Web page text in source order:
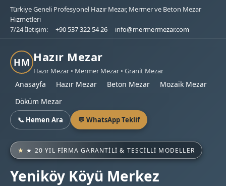
Türkiye Geneli Profesyonel Hazır Mezar, Mermer ve Beton Mezar
Hizmetleri
7/24 İletişim:
+90 537 322 54 26 info@mermermezar.com
HM Hazır Mezar
Hazır Mezar • Mermer Mezar • Granit Mezar
Anasayfa Hazır Mezar Beton Mezar
Mozaik Mezar
Döküm Mezar
📞 Hemen Ara 💬 WhatsApp Teklif
★ 20 YIL FIRMA GARANTILI & TESCILLI MODELLER
Yeniköy Köyü Merkez